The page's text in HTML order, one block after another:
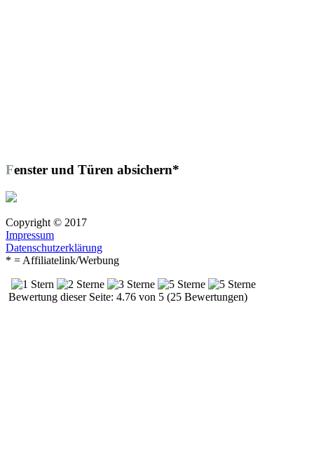
Fenster und Türen absichern*
Copyright © 2017
Impressum
Datenschutzerklärung
* = Affiliatelink/Werbung
Bewertung dieser Seite: 4.76 von 5 (25 Bewertungen)